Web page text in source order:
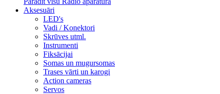
Aksesuāri
LED's
Vadi / Konektori
Skrūves utml.
Instrumenti
Fiksācijai
Somas un mugursomas
Trases vārti un karogi
Action cameras
Servos